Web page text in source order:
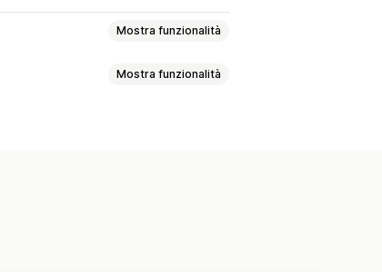
Mostra funzionalità
Mostra funzionalità